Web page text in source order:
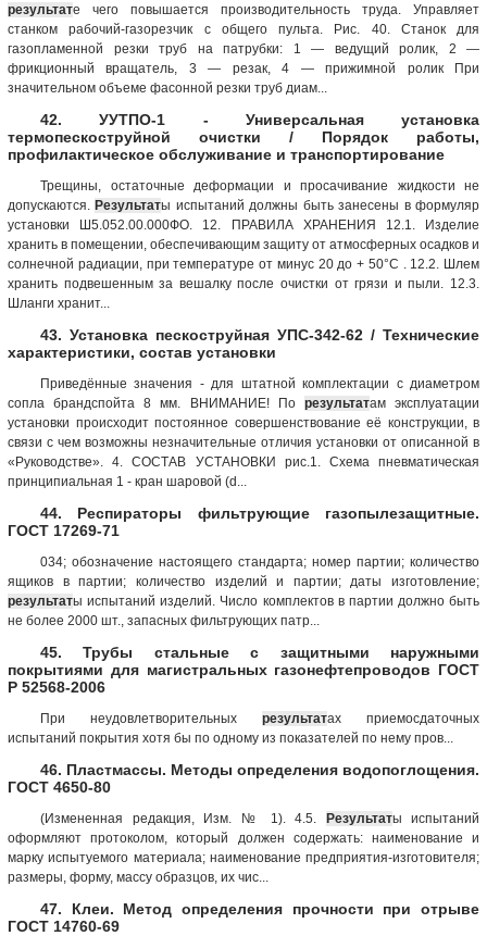
результате чего повышается производительность труда. Управляет
станком рабочий-газорезчик с общего пульта. Рис. 40. Станок для
газопламенной резки труб на патрубки: 1 — ведущий ролик, 2 —
фрикционный вращатель, 3 — резак, 4 — прижимной ролик При
значительном объеме фасонной резки труб диам...
42. УУТПО-1 - Универсальная установка
термопескоструйной очистки / Порядок работы,
профилактическое обслуживание и транспортирование
Трещины, остаточные деформации и просачивание жидкости не
допускаются.Результаты испытаний должны быть занесены в формуляр
установки Ш5.052.00.000ФО. 12. ПРАВИЛА ХРАНЕНИЯ 12.1. Изделие
хранить в помещении, обеспечивающим защиту от атмосферных осадков и
солнечной радиации, при температуре от минус 20 до + 50°С . 12.2. Шлем
хранить подвешенным за вешалку после очистки от грязи и пыли. 12.3.
Шланги хранит...
43. Установка пескоструйная УПС-342-62 / Технические
характеристики, состав установки
Приведённые значения - для штатной комплектации с диаметром
сопла брандспойта 8 мм. ВНИМАНИЕ! По результатам эксплуатации
установки происходит постоянное совершенствование её конструкции, в
связи с чем возможны незначительные отличия установки от описанной в
«Руководстве». 4. СОСТАВ УСТАНОВКИ рис.1. Схема пневматическая
принципиальная 1 - кран шаровой (d...
44. Респираторы фильтрующие газопылезащитные.
ГОСТ 17269-71
034; обозначение настоящего стандарта; номер партии; количество
ящиков в партии; количество изделий и партии; даты изготовление;
результаты испытаний изделий. Число комплектов в партии должно быть
не более 2000 шт., запасных фильтрующих патр...
45. Трубы стальные с защитными наружными
покрытиями для магистральных газонефтепроводов ГОСТ
Р 52568-2006
При неудовлетворительных результатах приемосдаточных
испытаний покрытия хотя бы по одному из показателей по нему пров...
46. Пластмассы. Методы определения водопоглощения.
ГОСТ 4650-80
(Измененная редакция, Изм. № 1). 4.5. Результаты испытаний
оформляют протоколом, который должен содержать: наименование и
марку испытуемого материала; наименование предприятия-изготовителя;
размеры, форму, массу образцов, их чис...
47. Клеи. Метод определения прочности при отрыве
ГОСТ 14760-69